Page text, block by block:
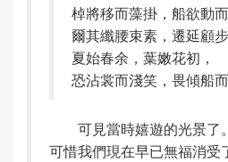
棹將移而藻掛，船欲動而
爾其纖腰束素，遷延顧步
夏始春余，葉嫩花初，
恐沾裳而淺笑，畏傾船而
可見當時嬉遊的光景了
可惜我們現在早已無福消受